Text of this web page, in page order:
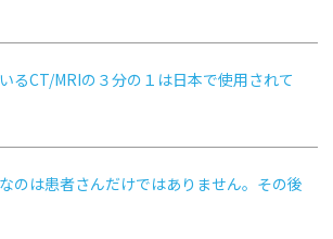
るCT/MRIの３分の１は日本で使用されて
のは患者さんだけではありません。その後